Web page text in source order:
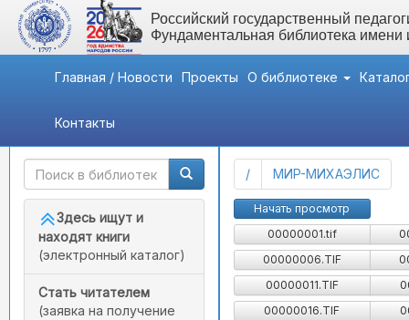
Российский государственный
Фундаментальная библиотека
Главная / Новости Проекты О библиотеке
Контакты
Быстрый доступ
Здесь ищут и
находят книги
(электронный каталог)
Стать читателем
(заявка на получение
/(current)
МИР-МИХАЭЛИС
Начать просмотр
00000001.tif
00000006.TIF
00000011.TIF
00000016.TIF